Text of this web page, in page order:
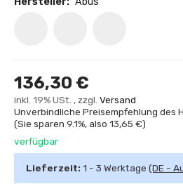
136,30 €
inkl. 19% USt. , zzgl. Versand
Unverbindliche Preisempfehlung des
(Sie sparen 9.1%, also 13,65 €)
verfügbar
Lieferzeit: 1 - 3 Werktage (DE -